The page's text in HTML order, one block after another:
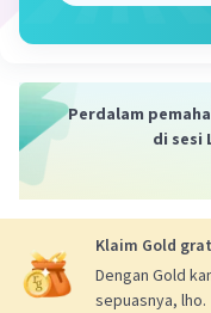
Beri Rating·
Perdalam
di sesi
Klaim Gold
Dengan Gold
sepuasnya, lho.